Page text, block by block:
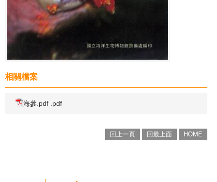
相關檔案
海參.pdf .pdf
回上一頁 回最上面 HOME